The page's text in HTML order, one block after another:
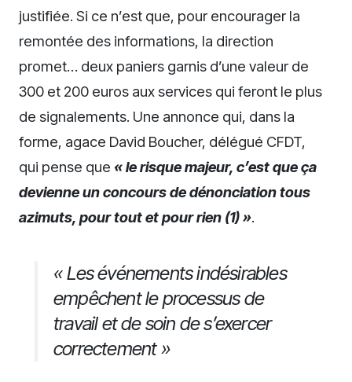
justifiée. Si ce n’est que, pour encourager la
remontée des informations, la direction
promet… deux paniers garnis d’une valeur de
300 et 200 euros aux services qui feront le plus
de signalements. Une annonce qui, dans la
forme, agace David Boucher, délégué CFDT,
qui pense que « le risque majeur, c’est que ça
devienne un concours de dénonciation tous
azimuts, pour tout et pour rien (1) ».
« Les événements indésirables
empêchent le processus de
travail et de soin de s’exercer
correctement »